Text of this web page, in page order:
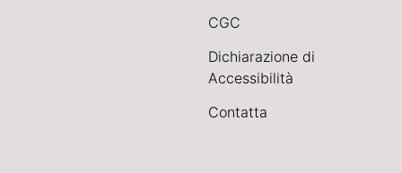
CGC
Dichiarazione di
Accessibilità
Contatta